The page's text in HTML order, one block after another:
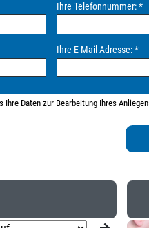
Ihre Telefonnummer:*
Ihre E-Mail-Adresse:*
Daten zur Bearbeitung Ihres